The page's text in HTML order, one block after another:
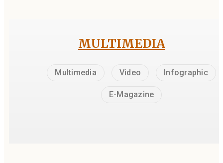
MULTIMEDIA
Multimedia Video Infographic
E-Magazine